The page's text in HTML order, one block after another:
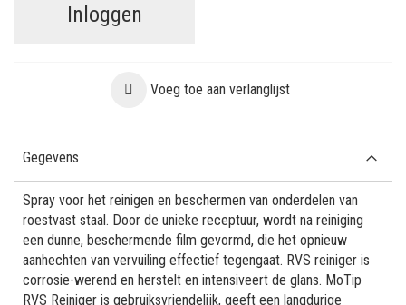
Inloggen
Voeg toe aan verlanglijst
Gegevens
Spray voor het reinigen en beschermen van onderdelen van
roestvast staal. Door de unieke receptuur, wordt na reiniging
een dunne, beschermende film gevormd, die het opnieuw
aanhechten van vervuiling effectief tegengaat. RVS reiniger is
corrosie-werend en herstelt en intensiveert de glans. MoTip
RVS Reiniger is gebruiksvriendelijk, geeft een langdurige